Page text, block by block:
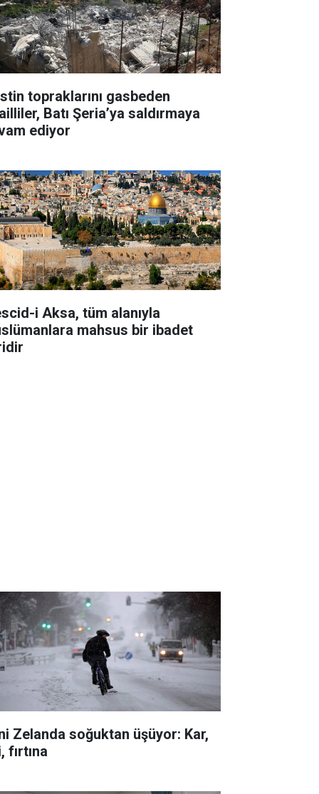
topraklarını gasbeden
Batı Şeria’ya saldırmaya
ediyor
i Aksa, tüm alanıyla
mahsus bir ibadet
Zelanda soğuktan üşüyor: Kar,
fırtına